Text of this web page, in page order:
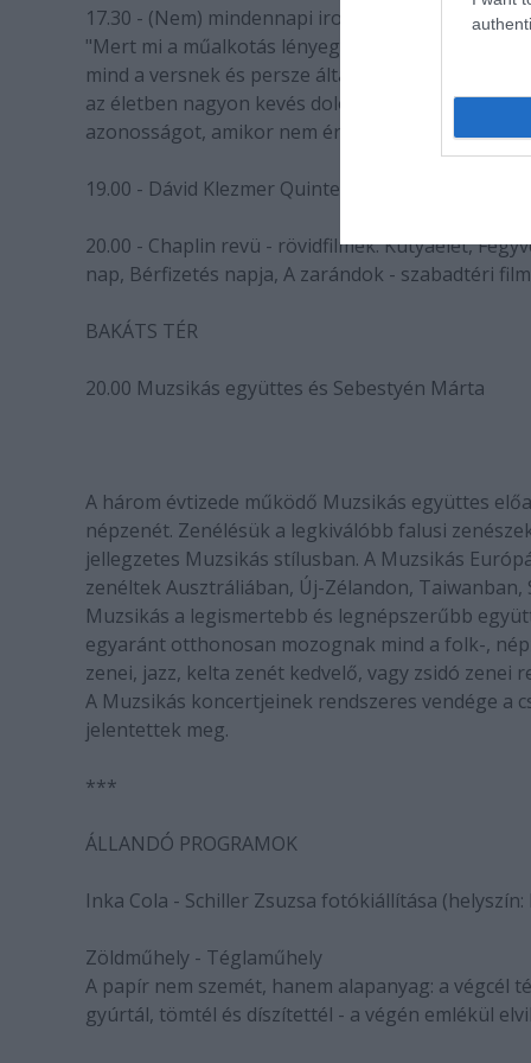
17.30 - (Nem) mindennapi irodalom - Háy János
"Mert mi a műalkotás lényege? Az, hogy fogja,
mind a versnek és persze általában a
az életben nagyon kevés dolognak, legfeljebb a
azonosságot, amikor nem érzed, hogy idegen,
19.00 - Dávid Klezmer Quintet
20.00 - Chaplin revü - rövidfilmek: Kutyaélet,
nap, Bérfizetés napja, A zarándok - szabadtéri
BAKÁTS TÉR
20.00 Muzsikás együttes és Sebestyén Márta
A három évtizede működő Muzsikás együttes
népzenét. Zenélésük a legkiválóbb falusi
jellegzetes Muzsikás stílusban. A Muzsikás
zenéltek Ausztráliában, Új-Zélandon,
Muzsikás a legismertebb és legnépszerűbb
egyaránt otthonosan mozognak mind a folk-,
zenei, jazz, kelta zenét kedvelő, vagy zsidó zenei
A Muzsikás koncertjeinek rendszeres vendége a
jelentettek meg.
***
ÁLLANDÓ PROGRAMOK
Inka Cola - Schiller Zsuzsa fotókiállítása (helyszín:
Zöldműhely - Téglaműhely
A papír nem szemét, hanem alapanyag: a végcél
gyúrtál, tömtél és díszítettél - a végén emlékül